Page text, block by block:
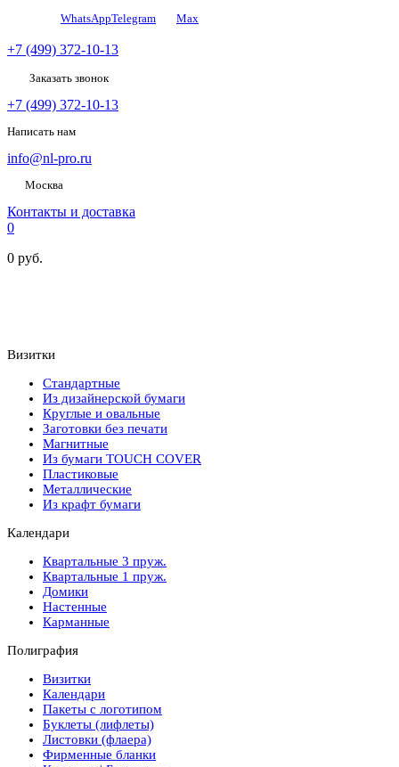
WhatsAppTelegram Мах
+7 (499) 372-10-13
Заказать звонок
+7 (499) 372-10-13
Написать нам
info@nl-pro.ru
Москва
Контакты и доставка
0
0 руб.
Визитки
Стандартные
Из дизайнерской бумаги
Круглые и овальные
Заготовки без печати
Магнитные
Из бумаги TOUCH COVER
Пластиковые
Металлические
Из крафт бумаги
Календари
Квартальные 3 пруж.
Квартальные 1 пруж.
Домики
Настенные
Карманные
Полиграфия
Визитки
Календари
Пакеты с логотипом
Буклеты (лифлеты)
Листовки (флаера)
Фирменные бланки